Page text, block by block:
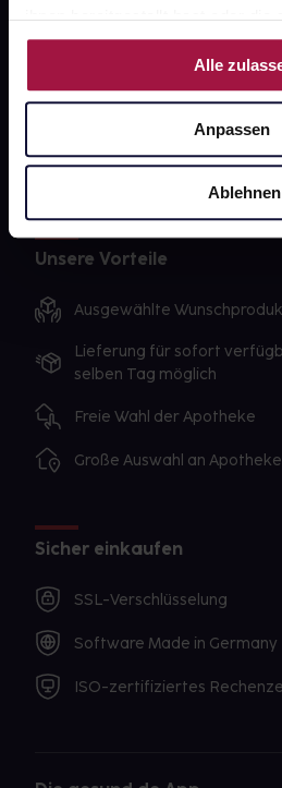
ihnen bereitgestellt hast oder die
Nutzung der Dienste gesammelt
Alle
Anpassen
Ablehnen
Datenschutz
Impressum
Unsere Vorteile
Ausgewählte
Lieferung für sofort
selben Tag möglich
Freie Wahl der Apotheke
Große Auswahl an
Sicher einkaufen
SSL-Verschlüsselung
Software Made in Germany
ISO-zertifiziertes